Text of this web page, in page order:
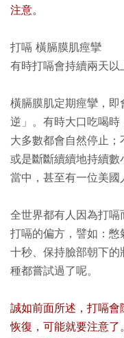
注意。
打嗝 橫膈膜肌痙攣
有時打嗝會持續兩天以
橫膈膜肌定期痙攣，
逆」。有時大口吃喝
大多數都會自然停止；
或是斷斷續續地持續
當中，甚至有一位美國
全世界都有人因為打
打嗝的偏方，譬如：
十秒、保持臉部朝下
種都嘗試過了呢。
誠如前面所述，打嗝
恢復，可能就要注意